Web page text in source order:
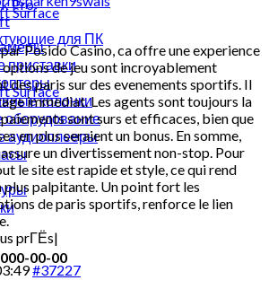
Pro
для ПК
Surface
Surface
приставки
колонки
оборудование
аудиоплееры
00-00
Posido Casino, ca offre une experience
options de jeu sont incroyablement
des paris sur des evenements sportifs. Il
immediat. Les agents sont toujours la
sont surs et efficaces, bien que
en plus seraient un bonus. En somme,
un divertissement non-stop. Pour
le site est rapide et style, ce qui rend
plus palpitante. Un point fort les
de paris sportifs, renforce le lien
prГЁs|
#37227